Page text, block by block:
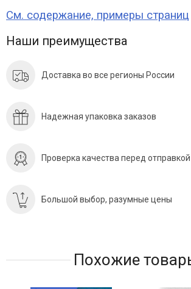
См. содержание, примеры страниц
Наши преимущества
Доставка во все регионы России
Надежная упаковка заказов
Проверка качества перед отправкой
Большой выбор, разумные цены
Похожие